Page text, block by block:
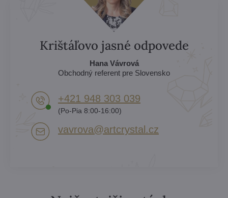
Krištáľovo jasné odpovede
Hana Vávrová
Obchodný referent pre Slovensko
+421 948 303 039
(Po-Pia 8:00-16:00)
vavrova​@artcrystal​.cz